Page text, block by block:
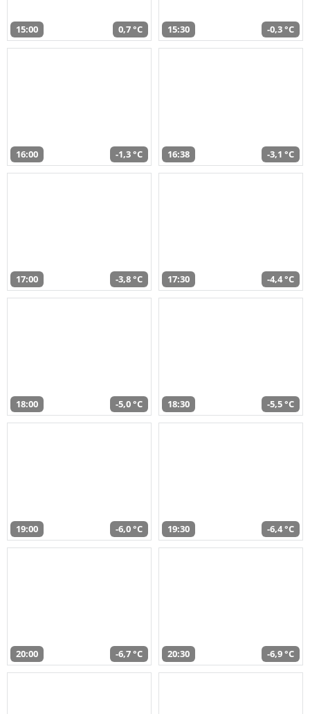
15:00 0,7 °C 15:30 -0,3 °C
16:00 -1,3 °C 16:38 -3,1 °C
17:00 -3,8 °C 17:30 -4,4 °C
18:00 -5,0 °C 18:30 -5,5 °C
19:00 -6,0 °C 19:30 -6,4 °C
20:00 -6,7 °C 20:30 -6,9 °C